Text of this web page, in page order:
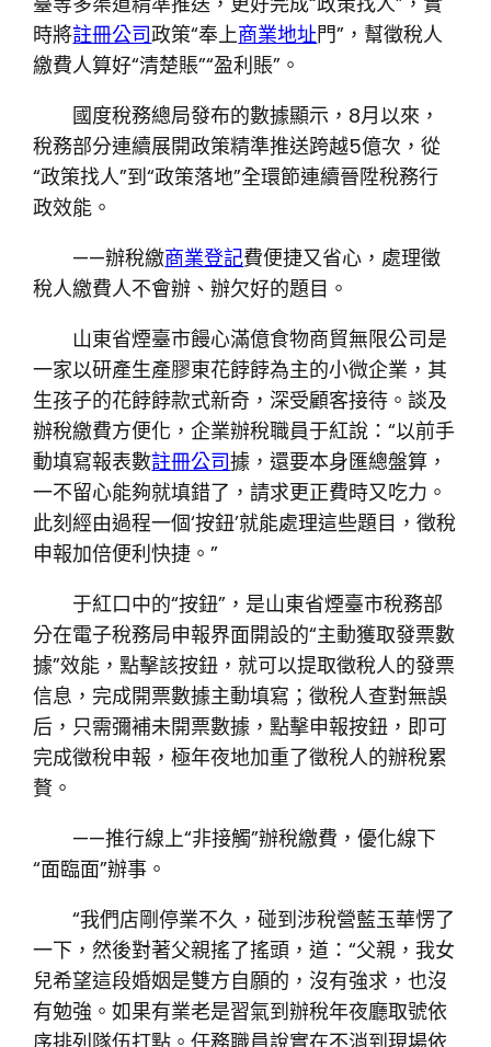
時將註冊公司政策“奉上商業地址門”，幫徵稅人
繳費人算好“清楚賬”“盈利賬”。
國度稅務總局發布的數據顯示，8月以來，
稅務部分連續展開政策精準推送跨越5億次，從
“政策找人”到“政策落地”全環節連續晉陞稅務行
政效能。
——辦稅繳商業登記費便捷又省心，處理徵
稅人繳費人不會辦、辦欠好的題目。
山東省煙臺市饅心滿億食物商貿無限公司是
一家以研產生產膠東花餑餑為主的小微企業，其
生孩子的花餑餑款式新奇，深受顧客接待。談及
辦稅繳費方便化，企業辦稅職員于紅說：“以前手
動填寫報表數註冊公司據，還要本身匯總盤算，
一不留心能夠就填錯了，請求更正費時又吃力。
此刻經由過程一個‘按鈕’就能處理這些題目，徵稅
申報加倍便利快捷。”
于紅口中的“按鈕”，是山東省煙臺市稅務部
分在電子稅務局申報界面開設的“主動獲取發票數
據”效能，點擊該按鈕，就可以提取徵稅人的發票
信息，完成開票數據主動填寫；徵稅人查對無誤
后，只需彌補未開票數據，點擊申報按鈕，即可
完成徵稅申報，極年夜地加重了徵稅人的辦稅累
贅。
——推行線上“非接觸”辦稅繳費，優化線下
“面臨面”辦事。
“我們店剛停業不久，碰到涉稅營藍玉華愣了
一下，然後對著父親搖了搖頭，道：“父親，我女
兒希望這段婚姻是雙方自願的，沒有強求，也沒
有勉強。如果有業老是習氣到辦稅年夜廳取號依